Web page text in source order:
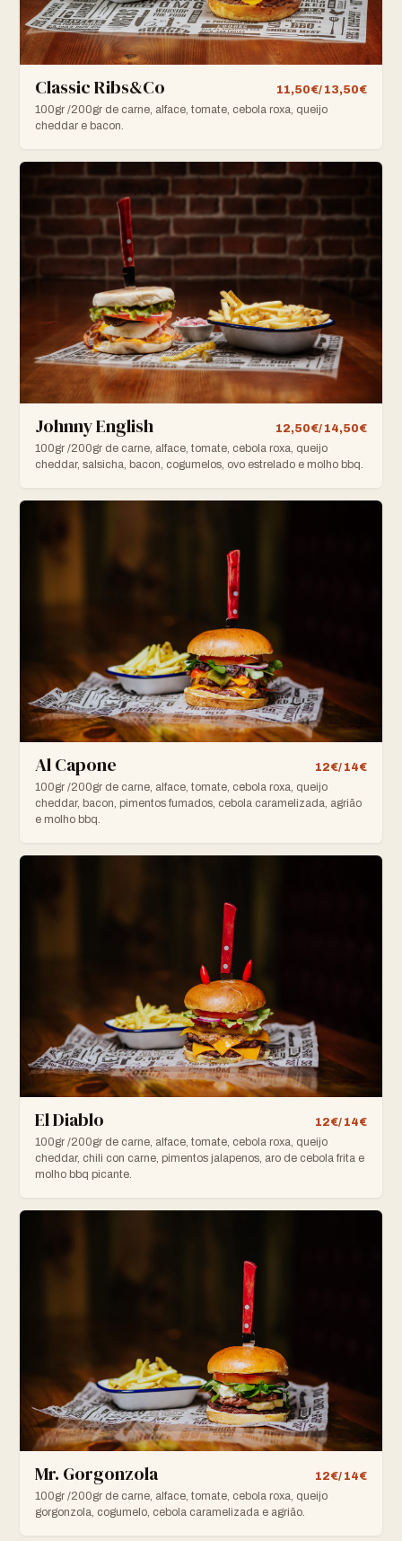
Classic Ribs&Co
11,50€/ 13,50€
100gr /200gr de carne, alface, tomate, cebola roxa, queijo
cheddar e bacon.
Johnny English
12,50€/ 14,50€
100gr /200gr de carne, alface, tomate, cebola roxa, queijo
cheddar, salsicha, bacon, cogumelos, ovo estrelado e molho bbq.
Al Capone
12€/ 14€
100gr /200gr de carne, alface, tomate, cebola roxa, queijo
cheddar, bacon, pimentos fumados, cebola caramelizada, agrião
e molho bbq.
El Diablo
12€/ 14€
100gr /200gr de carne, alface, tomate, cebola roxa, queijo
cheddar, chili con carne, pimentos jalapenos, aro de cebola frita e
molho bbq picante.
Mr. Gorgonzola
12€/ 14€
100gr /200gr de carne, alface, tomate, cebola roxa, queijo
gorgonzola, cogumelo, cebola caramelizada e agrião.